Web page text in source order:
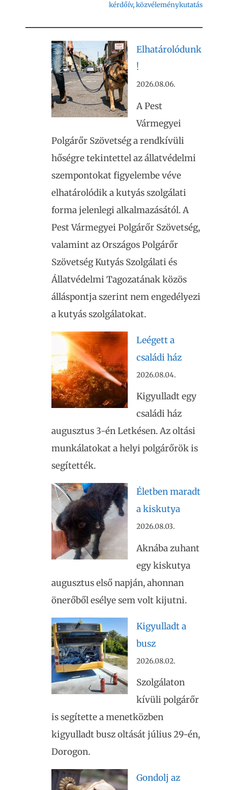
kérdőív, közvéleménykutatás
Elhatárolódunk
!
2026.08.06.
A Pest
Vármegyei
Polgárőr Szövetség a rendkívüli
hőségre tekintettel az állatvédelmi
szempontokat figyelembe véve
elhatárolódik a kutyás szolgálati
forma jelenlegi alkalmazásától. A
Pest Vármegyei Polgárőr Szövetség,
valamint az Országos Polgárőr
Szövetség Kutyás Szolgálati és
Állatvédelmi Tagozatának közös
álláspontja szerint nem engedélyezi
a kutyás szolgálatokat.
Leégett a
családi ház
2026.08.04.
Kigyulladt egy
családi ház
augusztus 3-én Letkésen. Az oltási
munkálatokat a helyi polgárőrök is
segítették.
Életben maradt
a kiskutya
2026.08.03.
Aknába zuhant
egy kiskutya
augusztus első napján, ahonnan
önerőből esélye sem volt kijutni.
Kigyulladt a
busz
2026.08.02.
Szolgálaton
kívüli polgárőr
is segítette a menetközben
kigyulladt busz oltását július 29-én,
Dorogon.
Gondolj az